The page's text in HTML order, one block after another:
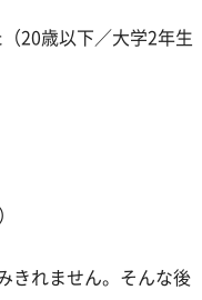
20歳以下／大学2年生
きれません。そんな後